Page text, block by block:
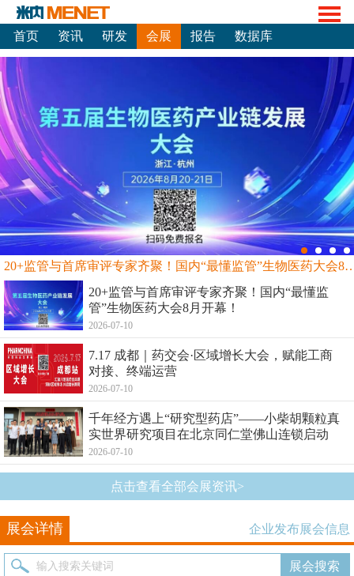
首页 资讯 研发 会展 报告 数据库
20+监管与首席审评专家齐聚！国内“最
20+监管与首席审评专家齐聚！国内“最懂监
管”生物医药大会8月开幕！
2026-07-10
7.17 成都｜药交会·区域增长大会，赋能工商
对接、终端运营
2026-07-10
千年经方遇上“研究型药店”——小柴胡颗粒真
实世界研究项目在北京同仁堂佛山连锁启动
2026-07-10
点击查看全部会展资讯>
展会详情 企业发布展会信息